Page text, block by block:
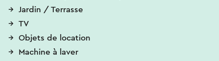
Jardin / Terrasse
TV
Objets de location
Machine à laver